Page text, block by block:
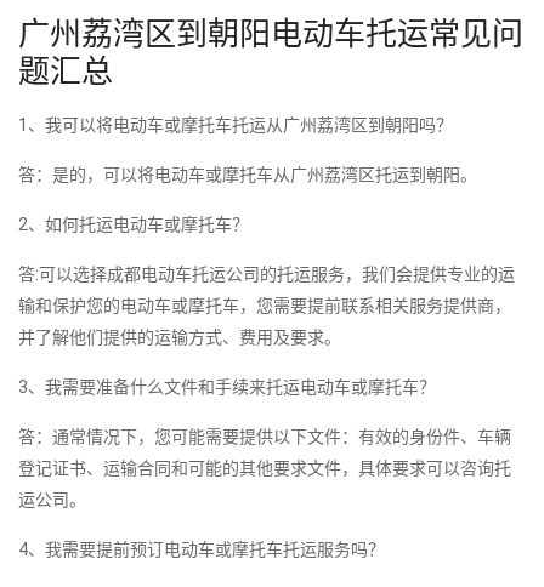
广州荔湾区到朝阳电动车托运常见问
题汇总
1、我可以将电动车或摩托车托运从广州荔湾区到朝阳吗？
答：是的，可以将电动车或摩托车从广州荔湾区托运到朝阳。
2、如何托运电动车或摩托车？
答:可以选择成都电动车托运公司的托运服务，我们会提供专业的运
输和保护您的电动车或摩托车，您需要提前联系相关服务提供商，
并了解他们提供的运输方式、费用及要求。
3、我需要准备什么文件和手续来托运电动车或摩托车？
答：通常情况下，您可能需要提供以下文件：有效的身份件、车辆
登记证书、运输合同和可能的其他要求文件，具体要求可以咨询托
运公司。
4、我需要提前预订电动车或摩托车托运服务吗？